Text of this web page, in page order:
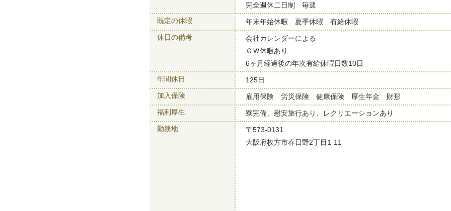
完全週休二日制 毎週
既定の休暇
年末年始休暇 夏季休暇 有給休暇
休日の備考
会社カレンダーによる
ＧＷ休暇あり
6ヶ月経過後の年次有給休暇日数10日
年間休日
125日
加入保険
雇用保険 労災保険 健康保険 厚生年金 財形
福利厚生
寮完備、慰安旅行あり、レクリエーションあり
勤務地
〒573-0131
大阪府枚方市春日野2丁目1-11